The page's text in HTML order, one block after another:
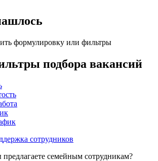
формулировку или фильтры
подбора вакансий
сотрудников
семейным сотрудникам?